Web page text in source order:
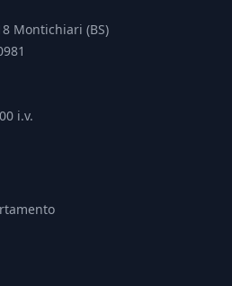
Montichiari (BS)
i.v.